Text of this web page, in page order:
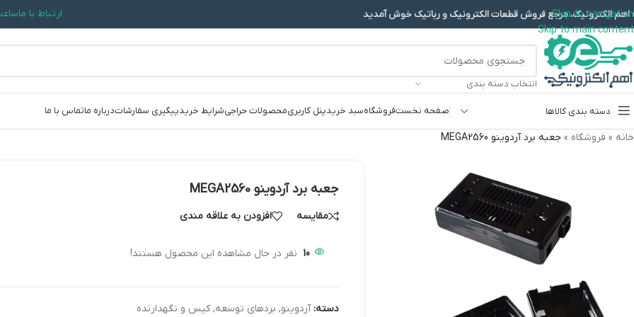
Skip to navigation
Skip to main content
اهم الکترونیک، مرجع فروش قطعات الکترونیک و رباتیک خوش آمدید ارتباط با ماساعت کاری:
انتخاب دسته بندی
دسته بندی کالاها
سایر ماژول ها
سنسور بخار سرد
کی پد و جوی استیک
ماژول رله و سوییچ
صفحه نخستفروشگاهسبد خریدپنل کاربریمحصولات حراجیشرایط خریدپیگیری سفارشاتدرباره ماتماس با ما
خانه » فروشگاه » جعبه برد آردوینو MEGA2560
جعبه برد آردوینو MEGA2560
مقایسه افزودن به علاقه مندی
10 نفر در حال مشاهده این محصول هستند!
دسته: آردوینو, بردهای توسعه, کیس و نگهدارنده